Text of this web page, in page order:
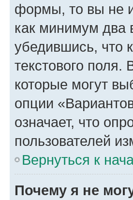
формы, то вы не
как минимум два
убедившись, что
текстового поля.
которые могут
опции
означает, что
пользователей
Вернуться к
Почему я не